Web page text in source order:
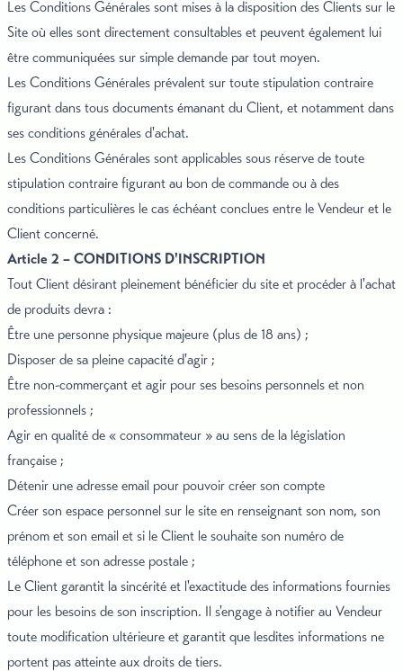
Les Conditions Générales sont mises à la disposition des Clients sur le
Site où elles sont directement consultables et peuvent également lui
être communiquées sur simple demande par tout moyen.
Les Conditions Générales prévalent sur toute stipulation contraire
figurant dans tous documents émanant du Client, et notamment dans
ses conditions générales d'achat.
Les Conditions Générales sont applicables sous réserve de toute
stipulation contraire figurant au bon de commande ou à des
conditions particulières le cas échéant conclues entre le Vendeur et le
Client concerné.
Article 2 – CONDITIONS D'INSCRIPTION
Tout Client désirant pleinement bénéficier du site et procéder à l'achat
de produits devra :
Être une personne physique majeure (plus de 18 ans) ;
Disposer de sa pleine capacité d'agir ;
Être non-commerçant et agir pour ses besoins personnels et non
professionnels ;
Agir en qualité de « consommateur » au sens de la législation
française ;
Détenir une adresse email pour pouvoir créer son compte
Créer son espace personnel sur le site en renseignant son nom, son
prénom et son email et si le Client le souhaite son numéro de
téléphone et son adresse postale ;
Le Client garantit la sincérité et l'exactitude des informations fournies
pour les besoins de son inscription. Il s'engage à notifier au Vendeur
toute modification ultérieure et garantit que lesdites informations ne
portent pas atteinte aux droits de tiers.